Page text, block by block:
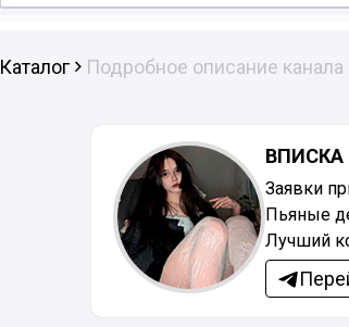
Каталог Подробное описание канала
ВПИСКА
Заявки
Пьяные
Лучший